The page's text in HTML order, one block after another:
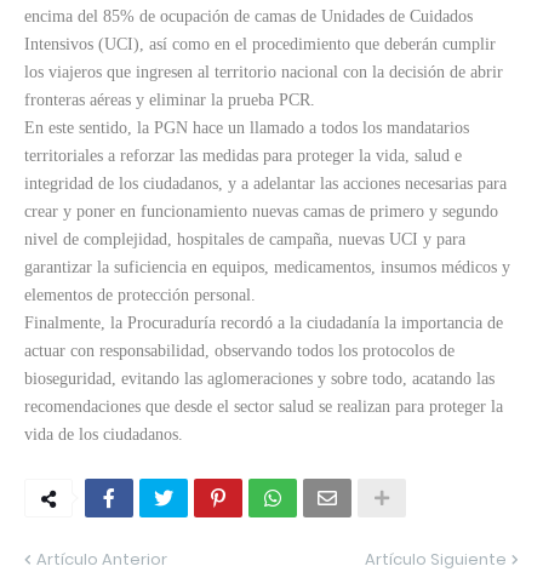
encima del 85% de ocupación de camas de Unidades de Cuidados
Intensivos (UCI), así como en el procedimiento que deberán cumplir
los viajeros que ingresen al territorio nacional con la decisión de abrir
fronteras aéreas y eliminar la prueba PCR.
En este sentido, la PGN hace un llamado a todos los mandatarios
territoriales a reforzar las medidas para proteger la vida, salud e
integridad de los ciudadanos, y a adelantar las acciones necesarias para
crear y poner en funcionamiento nuevas camas de primero y segundo
nivel de complejidad, hospitales de campaña, nuevas UCI y para
garantizar la suficiencia en equipos, medicamentos, insumos médicos y
elementos de protección personal.
Finalmente, la Procuraduría recordó a la ciudadanía la importancia de
actuar con responsabilidad, observando todos los protocolos de
bioseguridad, evitando las aglomeraciones y sobre todo, acatando las
recomendaciones que desde el sector salud se realizan para proteger la
vida de los ciudadanos.
Artículo Anterior Artículo Siguiente